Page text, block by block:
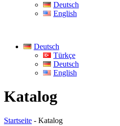
Deutsch
English
Deutsch
Türkçe
Deutsch
English
Katalog
Startseite - Katalog